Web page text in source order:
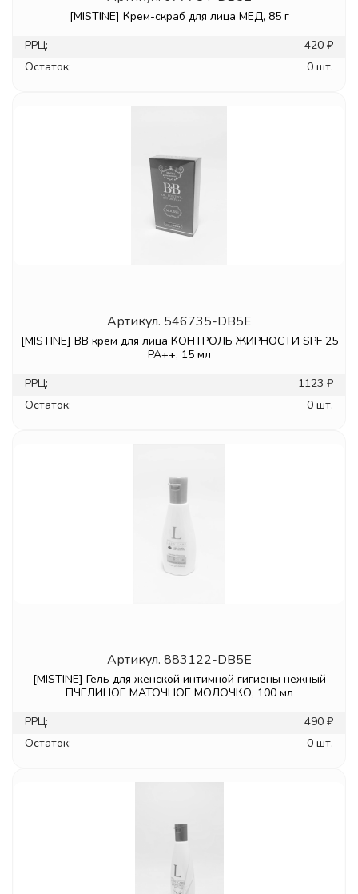
[MISTINE] Крем-скраб для лица МЕД, 85 г
РРЦ:
420 ₽
Остаток:
0 шт.
Артикул. 546735-DB5E
[MISTINE] BB крем для лица КОНТРОЛЬ ЖИРНОСТИ SPF 25
PA++, 15 мл
РРЦ:
1123 ₽
Остаток:
0 шт.
Артикул. 883122-DB5E
[MISTINE] Гель для женской интимной гигиены нежный
ПЧЕЛИНОЕ МАТОЧНОЕ МОЛОЧКО, 100 мл
РРЦ:
490 ₽
Остаток:
0 шт.